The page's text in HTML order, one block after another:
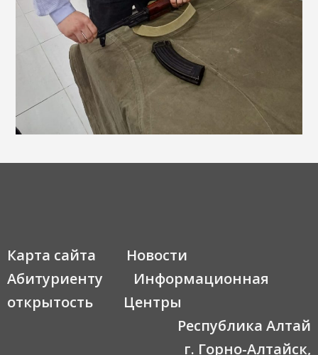
Карта сайта
Новости
Абитуриенту
Информационная
открытость
Центры
Республика Алтай
г. Горно-Алтайск,